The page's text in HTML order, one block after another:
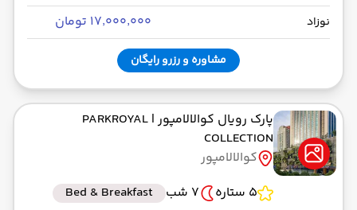
نوزاد ۱۷٬۰۰۰٬۰۰۰ تومان
مشاوره و رزرو رایگان
پارک رویال کوالالامپور | PARKROYAL
COLLECTION
کوالالامپور
5 ستاره
7 شب Bed & Breakfast